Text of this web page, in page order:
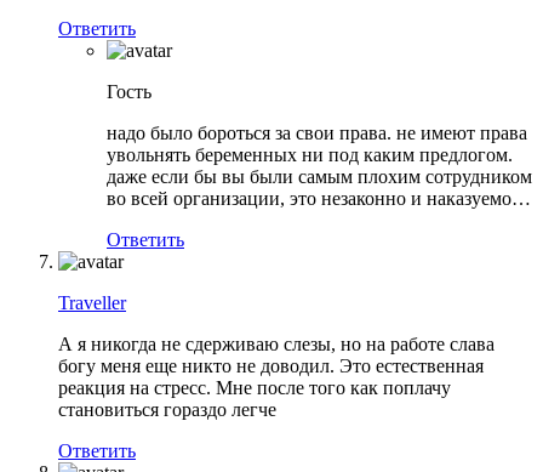
Ответить
Гость
надо было бороться за свои права. не имеют права
увольнять беременных ни под каким предлогом.
даже если бы вы были самым плохим сотрудником
во всей организации, это незаконно и наказуемо…
Ответить
Traveller
А я никогда не сдерживаю слезы, но на работе слава
богу меня еще никто не доводил. Это естественная
реакция на стресс. Мне после того как поплачу
становиться гораздо легче
Ответить